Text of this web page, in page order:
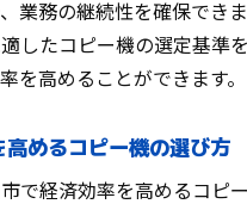
済効率を考慮した選び方の
ピー機選びにおける地元特
機導入で経済効率を高める
ピー機導入でコストを削減
業務の継続性を確保でき
したコピー機の選定基準
を高めることができます。
めるコピー機の選び方
で経済効率を高めるコピ